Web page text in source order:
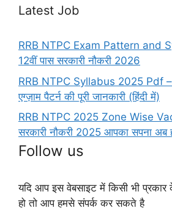
Latest Job
RRB NTPC Exam Pattern and
12वीं पास सरकारी नौकरी 2026
RRB NTPC Syllabus 2025 Pdf
एग्ज़ाम पैटर्न की पूरी जानकारी (हिंदी में)
RRB NTPC 2025 Zone Wise
सरकारी नौकरी 2025 आपका सपना अब
Follow us
यदि आप इस वेबसाइट में किसी भी प्रकार
हो तो आप हमसे संपर्क कर सकते है